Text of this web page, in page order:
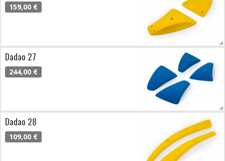
159,00 €
Dadao 27
244,00 €
Dadao 28
109,00 €